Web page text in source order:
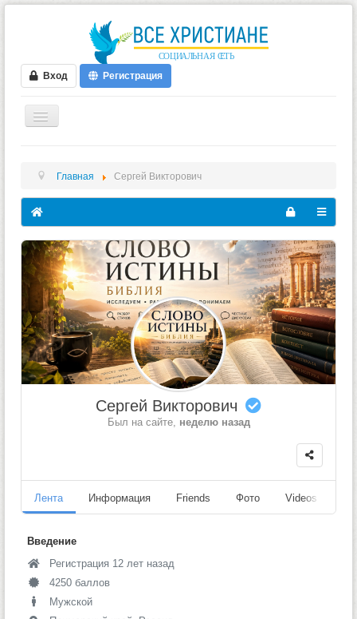
Вход Регистрация
ФОРУМ
ВИДЕО
БЛОГИ
МУЗЫКА
БИБЛИЯ
ОПРОСЫ
НОВОСТИ
Главная Сергей Викторович
Сергей Викторович
Был на сайте, неделю назад
Лента Информация Friends Фото Videos
Введение
Регистрация 12 лет назад
4250 баллов
Мужской